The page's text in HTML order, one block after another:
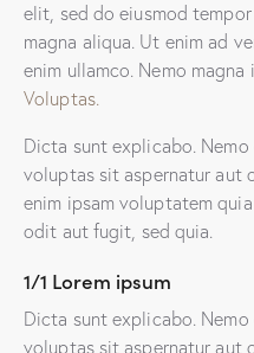
elit, sed do eiusmod
magna aliqua. Ut enim ad
enim ullamco. Nemo
Voluptas.
Dicta sunt explicabo.
voluptas sit aspernatur aut
enim ipsam voluptatem
odit aut fugit, sed quia.
1/1 Lorem ipsum
Dicta sunt explicabo.
voluptas sit aspernatur aut